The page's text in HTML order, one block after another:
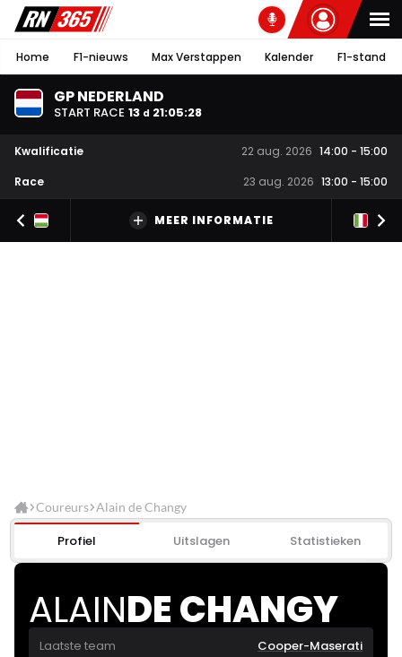
Home F1-nieuws Max Verstappen Kalender F1-stand
GP NEDERLAND
START RACE 13 d 21:05:27
Kwalificatie 22 aug. 2026 14:00 - 15:00
Race
23 aug. 2026 13:00 - 15:00
MEER INFORMATIE
Coureurs Alain de Changy
Profiel Uitslagen Statistieken
ALAINDE CHANGY
Laatste team Cooper-Maserati